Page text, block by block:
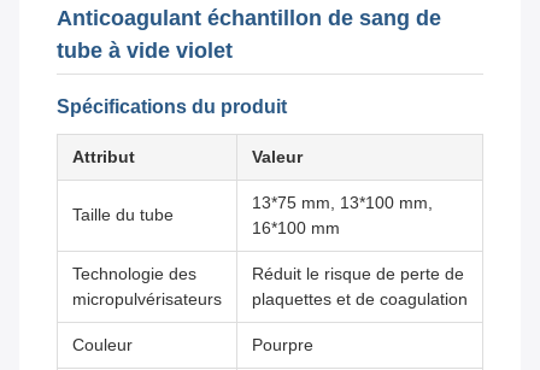
Anticoagulant échantillon de sang de
tube à vide violet
Spécifications du produit
Attribut Valeur
Taille du tube
13*75 mm, 13*100 mm,
16*100 mm
Technologie des
micropulvérisateurs
Réduit le risque de perte de
plaquettes et de coagulation
Couleur Pourpre